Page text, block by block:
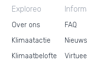
Exploreo
Over ons
Klimaatactie
Klimaatbelofte
FAQ